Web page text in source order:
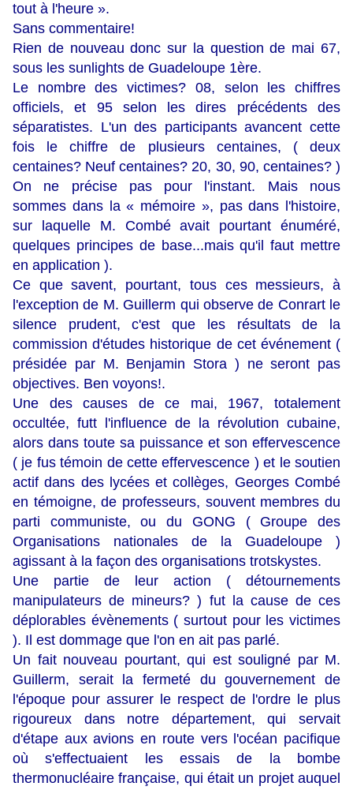
tout à l'heure ».
Sans commentaire!
Rien de nouveau donc sur la question de mai 67,
sous les sunlights de Guadeloupe 1ère.
Le nombre des victimes? 08, selon les chiffres
officiels, et 95 selon les dires précédents des
séparatistes. L'un des participants avancent cette
fois le chiffre de plusieurs centaines, ( deux
centaines? Neuf centaines? 20, 30, 90, centaines? )
On ne précise pas pour l'instant. Mais nous
sommes dans la « mémoire », pas dans l'histoire,
sur laquelle M. Combé avait pourtant énuméré,
quelques principes de base...mais qu'il faut mettre
en application ).
Ce que savent, pourtant, tous ces messieurs, à
l'exception de M. Guillerm qui observe de Conrart le
silence prudent, c'est que les résultats de la
commission d'études historique de cet événement (
présidée par M. Benjamin Stora ) ne seront pas
objectives. Ben voyons!.
Une des causes de ce mai, 1967, totalement
occultée, futt l'influence de la révolution cubaine,
alors dans toute sa puissance et son effervescence
( je fus témoin de cette effervescence ) et le soutien
actif dans des lycées et collèges, Georges Combé
en témoigne, de professeurs, souvent membres du
parti communiste, ou du GONG ( Groupe des
Organisations nationales de la Guadeloupe )
agissant à la façon des organisations trotskystes.
Une partie de leur action ( détournements
manipulateurs de mineurs? ) fut la cause de ces
déplorables évènements ( surtout pour les victimes
). Il est dommage que l'on en ait pas parlé.
Un fait nouveau pourtant, qui est souligné par M.
Guillerm, serait la fermeté du gouvernement de
l'époque pour assurer le respect de l'ordre le plus
rigoureux dans notre département, qui servait
d'étape aux avions en route vers l'océan pacifique
où s'effectuaient les essais de la bombe
thermonucléaire française, qui était un projet auquel